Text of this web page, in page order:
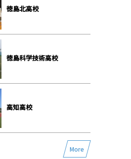
徳島北高校
徳島科学技術高校
高知高校
More